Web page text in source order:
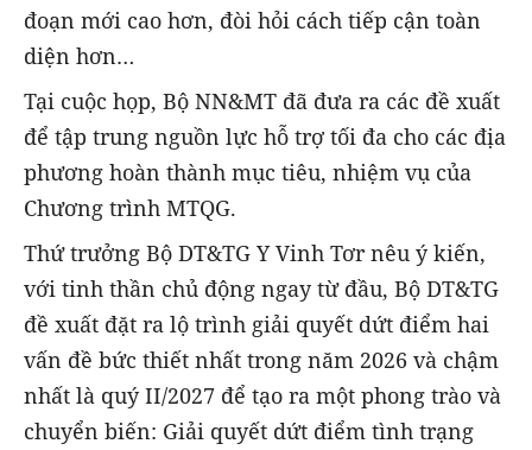
đoạn mới cao hơn, đòi hỏi cách tiếp cận toàn
diện hơn…
Tại cuộc họp, Bộ NN&MT đã đưa ra các đề xuất
để tập trung nguồn lực hỗ trợ tối đa cho các địa
phương hoàn thành mục tiêu, nhiệm vụ của
Chương trình MTQG.
Thứ trưởng Bộ DT&TG Y Vinh Tơr nêu ý kiến,
với tinh thần chủ động ngay từ đầu, Bộ DT&TG
đề xuất đặt ra lộ trình giải quyết dứt điểm hai
vấn đề bức thiết nhất trong năm 2026 và chậm
nhất là quý II/2027 để tạo ra một phong trào và
chuyển biến: Giải quyết dứt điểm tình trạng